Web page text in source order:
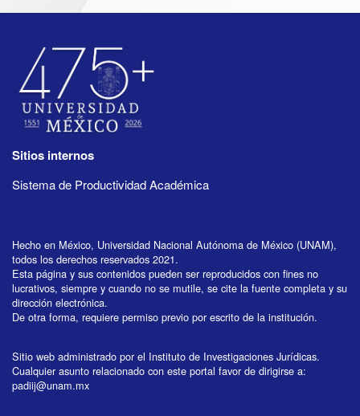
Sitios internos
Sistema de Productividad Académica
Hecho en México, Universidad Nacional Autónoma de México (UNAM),
todos los derechos reservados 2021.
Esta página y sus contenidos pueden ser reproducidos con fines no
lucrativos, siempre y cuando no se mutile, se cite la fuente completa y su
dirección electrónica.
De otra forma, requiere permiso previo por escrito de la institución.
Sitio web administrado por el Instituto de Investigaciones Jurídicas.
Cualquier asunto relacionado con este portal favor de dirigirse a:
padiij@unam.mx